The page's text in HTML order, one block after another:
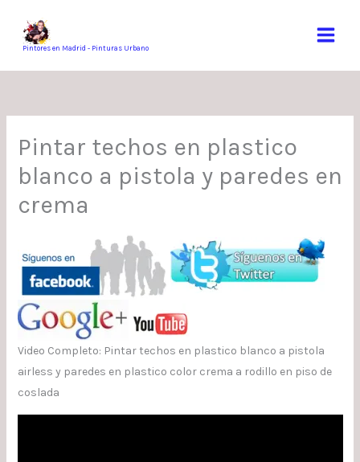
contenidoPintores en Madrid - Pinturas Urbano
Pintar techos en plastico
blanco a pistola y paredes en
crema
Video Completo: Pintar techos en plastico blanco a pistola
airless y paredes en plastico color crema a rodillo en piso de
coslada